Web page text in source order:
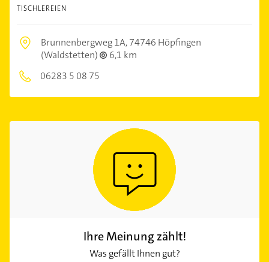
TISCHLEREIEN
Brunnenbergweg 1A,74746 Höpfingen
(Waldstetten)
6,1 km
06283 5 08 75
Ihre Meinung zählt!
Was gefällt Ihnen gut?